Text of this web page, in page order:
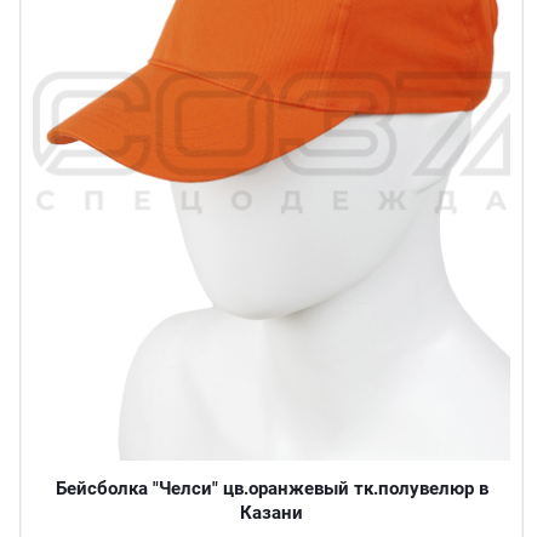
Бейсболка "Челси" цв.оранжевый тк.полувелюр в
Казани